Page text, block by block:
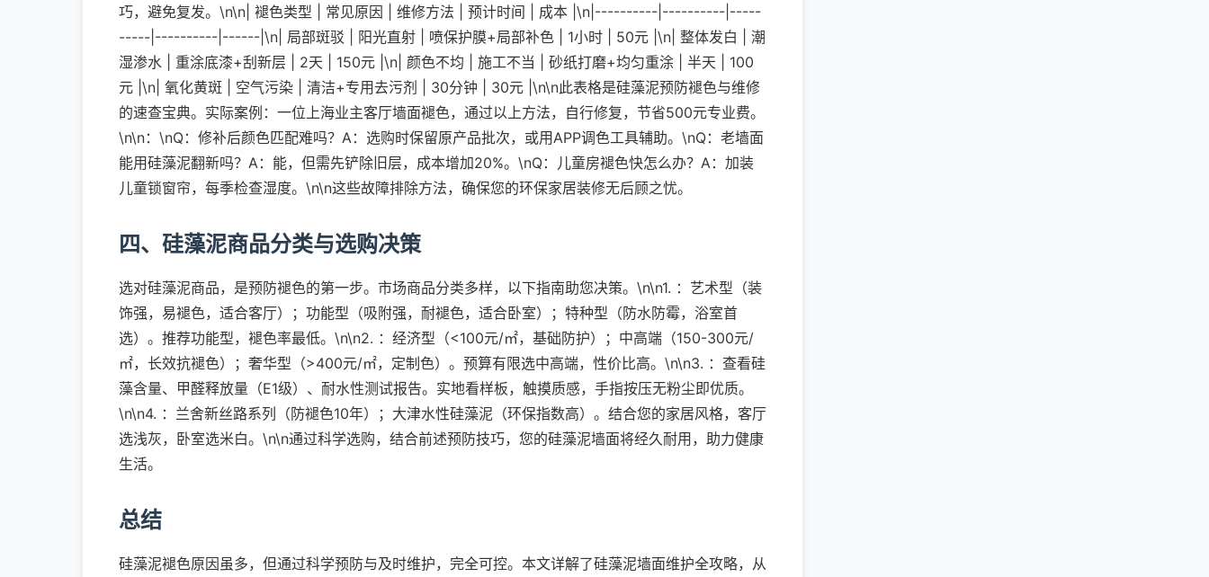
巧，避免复发。\n\n| 褪色类型 | 常见原因 | 维修方法 | 预计时间 | 成本 |\n|----------|----------|-----
-----|----------|------|\n| 局部斑驳 | 阳光直射 | 喷保护膜+局部补色 | 1小时 | 50元 |\n| 整体发白 | 潮
湿渗水 | 重涂底漆+刮新层 | 2天 | 150元 |\n| 颜色不均 | 施工不当 | 砂纸打磨+均匀重涂 | 半天 | 100
元 |\n| 氧化黄斑 | 空气污染 | 清洁+专用去污剂 | 30分钟 | 30元 |\n\n此表格是硅藻泥预防褪色与维修
的速查宝典。实际案例：一位上海业主客厅墙面褪色，通过以上方法，自行修复，节省500元专业费。
\n\n：\nQ：修补后颜色匹配难吗？A：选购时保留原产品批次，或用APP调色工具辅助。\nQ：老墙面
能用硅藻泥翻新吗？A：能，但需先铲除旧层，成本增加20%。\nQ：儿童房褪色快怎么办？A：加装
儿童锁窗帘，每季检查湿度。\n\n这些故障排除方法，确保您的环保家居装修无后顾之忧。
四、硅藻泥商品分类与选购决策
选对硅藻泥商品，是预防褪色的第一步。市场商品分类多样，以下指南助您决策。\n\n1. ：艺术型（装
饰强，易褪色，适合客厅）；功能型（吸附强，耐褪色，适合卧室）；特种型（防水防霉，浴室首
选）。推荐功能型，褪色率最低。\n\n2. ：经济型（<100元/㎡，基础防护）；中高端（150-300元/
㎡，长效抗褪色）；奢华型（>400元/㎡，定制色）。预算有限选中高端，性价比高。\n\n3. ：查看硅
藻含量、甲醛释放量（E1级）、耐水性测试报告。实地看样板，触摸质感，手指按压无粉尘即优质。
\n\n4. ：兰舍新丝路系列（防褪色10年）；大津水性硅藻泥（环保指数高）。结合您的家居风格，客厅
选浅灰，卧室选米白。\n\n通过科学选购，结合前述预防技巧，您的硅藻泥墙面将经久耐用，助力健康
生活。
总结
硅藻泥褪色原因虽多，但通过科学预防与及时维护，完全可控。本文详解了硅藻泥墙面维护全攻略，从